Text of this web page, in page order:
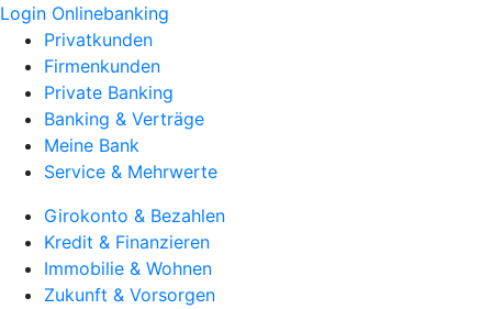
Login Onlinebanking
Privatkunden
Firmenkunden
Private Banking
Banking & Verträge
Meine Bank
Service & Mehrwerte
Girokonto & Bezahlen
Kredit & Finanzieren
Immobilie & Wohnen
Zukunft & Vorsorgen